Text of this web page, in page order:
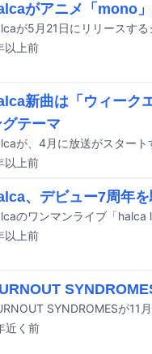
がアニメ「mono
が5月21日にリリースする
以上前
新曲は「ウィーク
グテーマ
以上前
、デビュー7周年
以上前
SYNDROMESが11
近く 前